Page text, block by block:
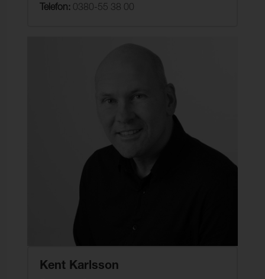
Telefon: 0380-55 38 00
Kent Karlsson